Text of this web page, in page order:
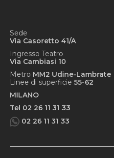
Sede
Via Casoretto 41/A
Ingresso Teatro
Via Cambiasi 10
Metro MM2 Udine-Lambrate
Linee di superficie 55-62
MILANO
Tel 02 26 11 31 33
02 26 11 31 33